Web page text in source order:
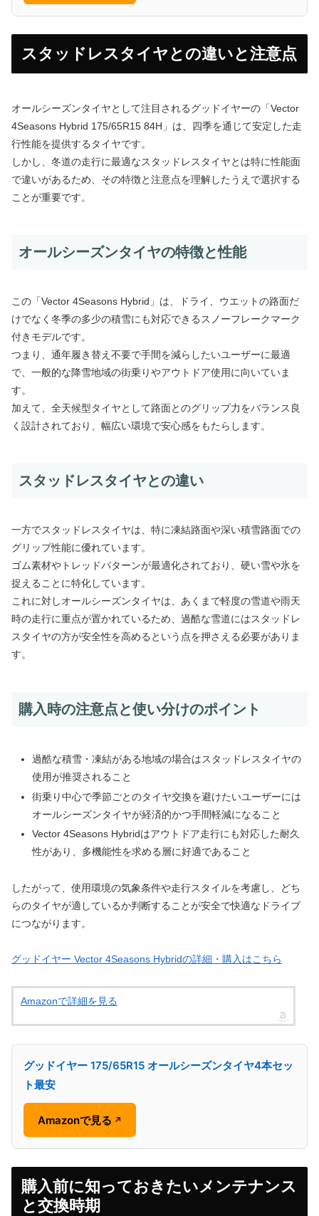
スタッドレスタイヤとの違いと注意点
オールシーズンタイヤとして注目されるグッドイヤーの「Vector
4Seasons Hybrid 175/65R15 84H」は、四季を通じて安定した走
行性能を提供するタイヤです。
しかし、冬道の走行に最適なスタッドレスタイヤとは特に性能面
で違いがあるため、その特徴と注意点を理解したうえで選択する
ことが重要です。
オールシーズンタイヤの特徴と性能
この「Vector 4Seasons Hybrid」は、ドライ、ウエットの路面だ
けでなく冬季の多少の積雪にも対応できるスノーフレークマーク
付きモデルです。
つまり、通年履き替え不要で手間を減らしたいユーザーに最適
で、一般的な降雪地域の街乗りやアウトドア使用に向いていま
す。
加えて、全天候型タイヤとして路面とのグリップ力をバランス良
く設計されており、幅広い環境で安心感をもたらします。
スタッドレスタイヤとの違い
一方でスタッドレスタイヤは、特に凍結路面や深い積雪路面での
グリップ性能に優れています。
ゴム素材やトレッドパターンが最適化されており、硬い雪や氷を
捉えることに特化しています。
これに対しオールシーズンタイヤは、あくまで軽度の雪道や雨天
時の走行に重点が置かれているため、過酷な雪道にはスタッドレ
スタイヤの方が安全性を高めるという点を押さえる必要がありま
す。
購入時の注意点と使い分けのポイント
過酷な積雪・凍結がある地域の場合はスタッドレスタイヤの
使用が推奨されること
街乗り中心で季節ごとのタイヤ交換を避けたいユーザーには
オールシーズンタイヤが経済的かつ手間軽減になること
Vector 4Seasons Hybridはアウトドア走行にも対応した耐久
性があり、多機能性を求める層に好適であること
したがって、使用環境の気象条件や走行スタイルを考慮し、どち
らのタイヤが適しているか判断することが安全で快適なドライブ
につながります。
グッドイヤー Vector 4Seasons Hybridの詳細・購入はこちら
Amazonで詳細を見る
グッドイヤー 175/65R15 オールシーズンタイヤ4本セッ
ト最安
Amazonで見る ↗
購入前に知っておきたいメンテナンス
と交換時期